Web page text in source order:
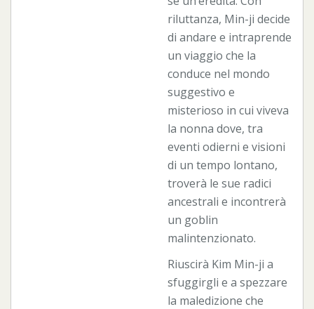
riluttanza, Min-ji decide
di andare e intraprende
un viaggio che la
conduce nel mondo
suggestivo e
misterioso in cui viveva
la nonna dove, tra
eventi odierni e visioni
di un tempo lontano,
troverà le sue radici
ancestrali e incontrerà
un goblin
malintenzionato.
Riuscirà Kim Min-ji a
sfuggirgli e a spezzare
la maledizione che